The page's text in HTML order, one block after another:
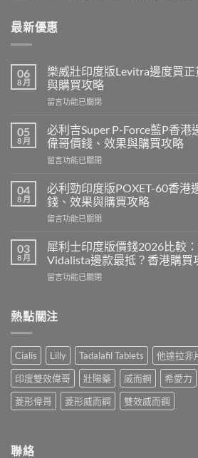
最新優惠
06
8 月
樂威壯印度版Levitra邊度買
與購買攻略
在
威
壯
印
度
Levitra
邊
度
買
貨？
2026
錢、
與
攻
略〉
中
留言功能已關閉
05
8 月
必利吉Super P-Force藍P香
偉哥價錢、效果與購買攻略
在
利
吉
Super
P-
藍
P
港
買
2026
雙
效
偉
哥
價
留言功能已關閉
04
8 月
必利勁印度版POXET-60香港
錢、效果與購買攻略
在
利
勁
印
度
60
邊
度
買
正
貨？
2026
留言功能已關閉
03
8 月
犀利士印度版價錢2026比較：
Vidalista邊款最抵？香港購買
在
士
印
版
價
錢
2026
比
較：
留言功能已關閉
熱點關注
Cialis Lilly Tadalafil Tablets 他達拉非
印度雙效偉哥
壯陽藥 威而鋼 希愛力
菱形偉哥
菱形威而鋼 雙效威而鋼
聯絡